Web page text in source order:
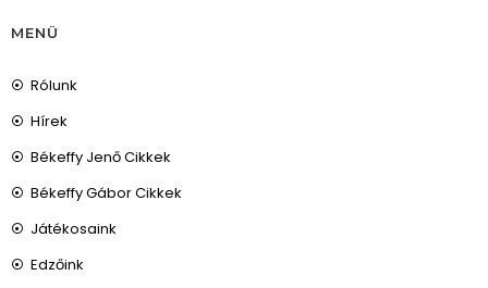
MENÜ
Rólunk
Hírek
Békeffy Jenő Cikkek
Békeffy Gábor Cikkek
Játékosaink
Edzőink